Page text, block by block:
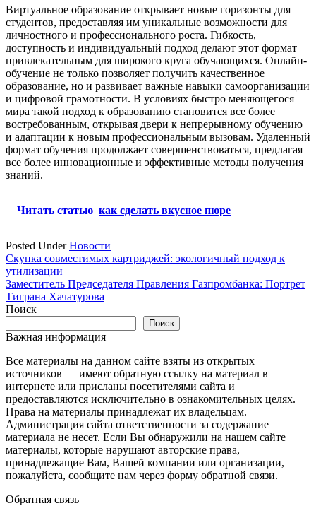
Виртуальное образование открывает новые горизонты для
студентов, предоставляя им уникальные возможности для
личностного и профессионального роста. Гибкость,
доступность и индивидуальный подход делают этот формат
привлекательным для широкого круга обучающихся. Онлайн-
обучение не только позволяет получить качественное
образование, но и развивает важные навыки самоорганизации
и цифровой грамотности. В условиях быстро меняющегося
мира такой подход к образованию становится все более
востребованным, открывая двери к непрерывному обучению
и адаптации к новым профессиональным вызовам. Удаленный
формат обучения продолжает совершенствоваться, предлагая
все более инновационные и эффективные методы получения
знаний.
Читать статью как сделать вкусное пюре
Posted UnderНовости
Навигация
по
записям
Скупка совместимых картриджей: экологичный подход к
утилизации
Заместитель Председателя Правления Газпромбанка: Портрет
Тиграна Хачатурова
Поиск
Поиск
Важная информация
Все материалы на данном сайте взяты из открытых
источников — имеют обратную ссылку на материал в
интернете или присланы посетителями сайта и
предоставляются исключительно в ознакомительных целях.
Права на материалы принадлежат их владельцам.
Администрация сайта ответственности за содержание
материала не несет. Если Вы обнаружили на нашем сайте
материалы, которые нарушают авторские права,
принадлежащие Вам, Вашей компании или организации,
пожалуйста, сообщите нам через форму обратной связи.
Обратная связь